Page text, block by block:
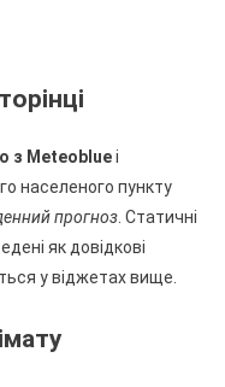
з Meteoblueі
населеного пункту
прогноз. Статичні
як довідкові
у віджетах вище.